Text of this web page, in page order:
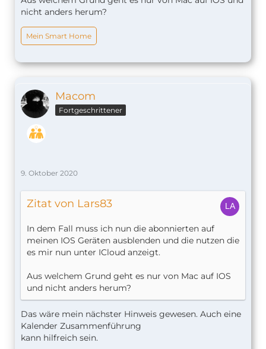
nicht anders herum?
Mein Smart Home
Macom
Fortgeschrittener
9. Oktober 2020
Zitat von Lars83
In dem Fall muss ich nun die abonnierten auf
meinen IOS Geräten ausblenden und die nutzen die
es mir nun unter ICloud anzeigt.
Aus welchem Grund geht es nur von Mac auf IOS
und nicht anders herum?
Das wäre mein nächster Hinweis gewesen. Auch eine
Kalender Zusammenführung
kann hilfreich sein.